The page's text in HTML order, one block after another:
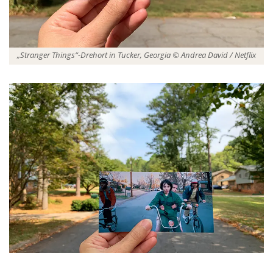
„Stranger Things“-Drehort in Tucker, Georgia © Andrea David / Netflix